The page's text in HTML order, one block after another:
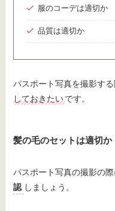
服のコーデは適切か
品質は適切か
パスポート写真を撮影す
しておきたいです。
髪の毛のセットは適切か
パスポート写真の撮影の際
認 しましょう。